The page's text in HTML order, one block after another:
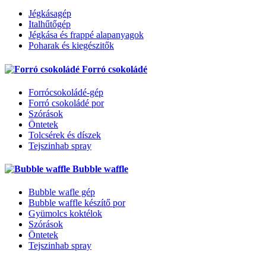
Jégkásagép
Italhűtőgép
Jégkása és frappé alapanyagok
Poharak és kiegészitők
Forró csokoládé
Forrócsokoládé-gép
Forró csokoládé por
Szórások
Öntetek
Tolcsérek és díszek
Tejszinhab spray
Bubble waffle
Bubble wafle gép
Bubble waffle készítő por
Gyümolcs koktélok
Szórások
Öntetek
Tejszinhab spray